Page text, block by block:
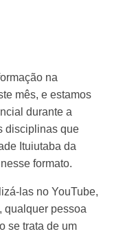
na
mês, e estamos
durante a
disciplinas que
Ituiutaba da
formato.
las no YouTube,
qualquer pessoa
se trata de um